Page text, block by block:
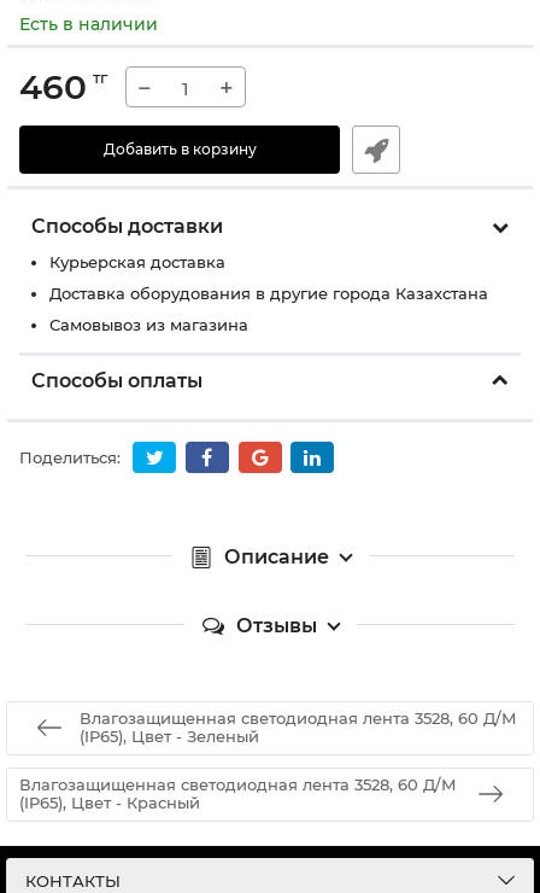
Есть в наличии
460 тг − +
Добавить в корзину
Способы доставки
Курьерская доставка
Доставка оборудования в другие города Казахстана
Самовывоз из магазина
Способы оплаты
Поделиться:
Описание
Отзывы
Влагозащищенная светодиодная лента 3528, 60 Д/М
(IP65), Цвет - Зеленый
Влагозащищенная светодиодная лента 3528, 60 Д/М
(IP65), Цвет - Красный
КОНТАКТЫ